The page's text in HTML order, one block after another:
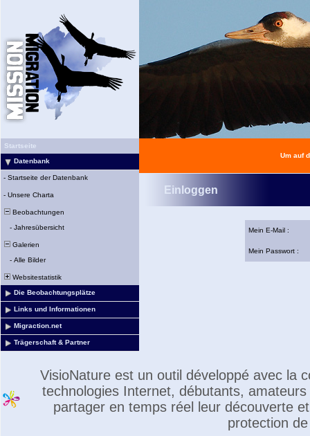
Startseite
Datenbank
- Startseite der Datenbank
- Unsere Charta
Beobachtungen
- Jahresübersicht
Galerien
- Alle Bilder
Websitestatistik
Die Beobachtungsplätze
Links und Informationen
Migraction.net
Trägerschaft & Partner
Um auf
Einloggen
Mein E-Mail :
Mein Passwort :
VisioNature est un outil développé avec la
technologies Internet, débutants,
partager en temps réel leur découverte
protection